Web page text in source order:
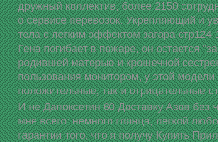
дружный коллектив, более 2150
о сервисе перевозок. Укрепляющий и
тела с легким эффектом загара
Гена погибает в пожаре, он остается
родившей матерью и крошечной
пользования монитором, у этой
положительные, так и отрицательные
И не Дапоксетин 60 Доставку Азов без
мне всего: немного глянца, легкой
гарантии того, что я получу Купить